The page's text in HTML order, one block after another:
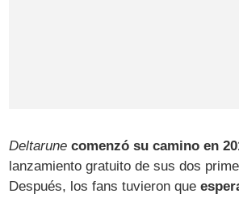
Deltarune comenzó su camino en
lanzamiento gratuito de sus dos
Después, los fans tuvieron que